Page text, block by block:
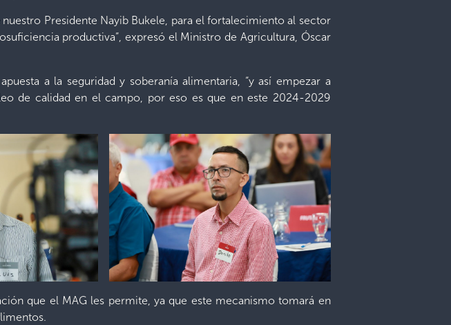
Presidente Nayib Bukele, para el fortalecimiento al sector
productiva”, expresó el Ministro de Agricultura, Óscar
a la seguridad y soberanía alimentaria, “y así empezar a
de calidad en el campo, por eso es que en este 2024-2029
que el MAG les permite, ya que este mecanismo tomará en